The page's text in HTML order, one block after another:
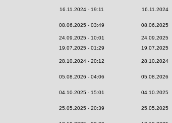
16.11.2024 - 19:11 16.11.2024
08.06.2025 - 03:49 08.06.2025
24.09.2025 - 10:01
24.09.2025
19.07.2025 - 01:29 19.07.2025
28.10.2024 - 20:12 28.10.2024
05.08.2026 - 04:06 05.08.2026
04.10.2025 - 15:01 04.10.2025
25.05.2025 - 20:39 25.05.2025